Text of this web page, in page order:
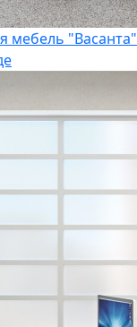
мебель "Васанта"